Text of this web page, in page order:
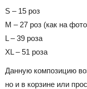
S – 15 роз
M – 27 роз (как на
L – 39 роза
XL – 51 роза
Данную композицию
но и в корзине или